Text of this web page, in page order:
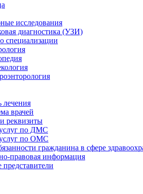
исследования
диагностика (УЗИ)
специализации
лечения
врачей
реквизиты
по ДМС
по ОМС
гражданина в сфере
правовая информация